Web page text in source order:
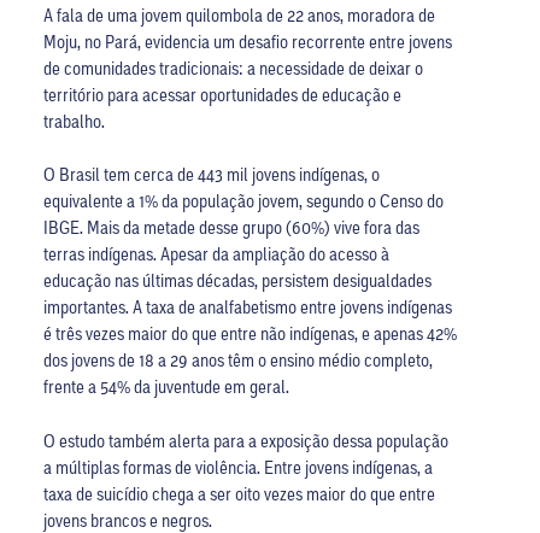
A fala de uma jovem quilombola de 22 anos, moradora de
Moju, no Pará, evidencia um desafio recorrente entre jovens
de comunidades tradicionais: a necessidade de deixar o
território para acessar oportunidades de educação e
trabalho.
O Brasil tem cerca de 443 mil jovens indígenas, o
equivalente a 1% da população jovem, segundo o Censo do
IBGE. Mais da metade desse grupo (60%) vive fora das
terras indígenas. Apesar da ampliação do acesso à
educação nas últimas décadas, persistem desigualdades
importantes. A taxa de analfabetismo entre jovens indígenas
é três vezes maior do que entre não indígenas, e apenas 42%
dos jovens de 18 a 29 anos têm o ensino médio completo,
frente a 54% da juventude em geral.
O estudo também alerta para a exposição dessa população
a múltiplas formas de violência. Entre jovens indígenas, a
taxa de suicídio chega a ser oito vezes maior do que entre
jovens brancos e negros.